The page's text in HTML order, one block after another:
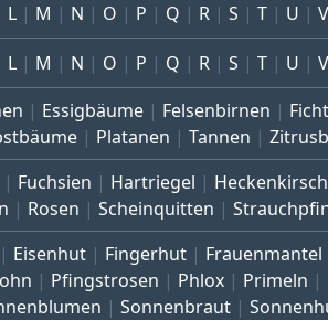
L M N O P Q R S T U V
L M N O P Q R S T U V
Essigbäume Felsenbirnen
Platanen Tannen
Fuchsien Hartriegel
Rosen Scheinquitten
Eisenhut Fingerhut Frauenmantel
Pfingstrosen Phlox Primeln
Sonnenbraut